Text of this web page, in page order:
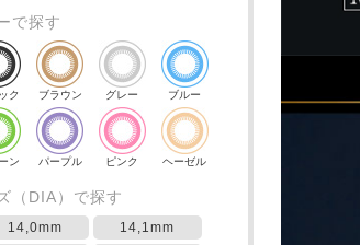
で探す
ク ブラウン グレー ブルー
ン パープル ピンク ヘーゼル
（DIA）で探す
14,0mm
14,1mm